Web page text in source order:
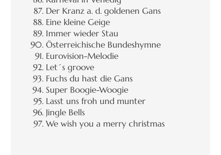
Der Kranz a. d. goldenen Gans
Eine kleine Geige
Immer wieder Stau
Österreichische Bundeshymne
Eurovision-Melodie
Let´s groove
Fuchs du hast die Gans
Super Boogie-Woogie
Lasst uns froh und munter
Jingle Bells
We wish you a merry christmas